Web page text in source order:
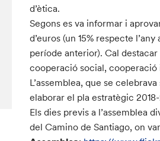
d’ètica.
Segons es va informar i
d’euros (un 15% respecte
període anterior). Cal
cooperació social,
L’assemblea, que se
elaborar el pla estratègic
Els dies previs a l’assemblea
del Camino de Santiago, on